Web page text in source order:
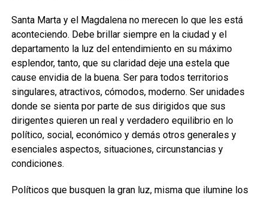
Santa Marta y el Magdalena no merecen lo que les está
aconteciendo. Debe brillar siempre en la ciudad y el
departamento la luz del entendimiento en su máximo
esplendor, tanto, que su claridad deje una estela que
cause envidia de la buena. Ser para todos territorios
singulares, atractivos, cómodos, moderno. Ser unidades
donde se sienta por parte de sus dirigidos que sus
dirigentes quieren un real y verdadero equilibrio en lo
político, social, económico y demás otros generales y
esenciales aspectos, situaciones, circunstancias y
condiciones.
Políticos que busquen la gran luz, misma que ilumine los